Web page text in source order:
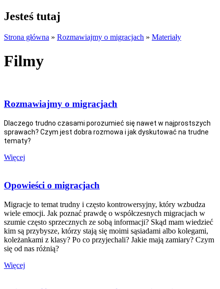
Jesteś tutaj
Strona główna » Rozmawiajmy o migracjach » Materiały
Filmy
Rozmawiajmy o migracjach
Dlaczego trudno czasami porozumieć się nawet w najprostszych
sprawach? Czym jest dobra rozmowa i jak dyskutować na trudne
tematy?
Więcej
Opowieści o migracjach
Migracje to temat trudny i często kontrowersyjny, który wzbudza
wiele emocji. Jak poznać prawdę o współczesnych migracjach w
szumie często sprzecznych ze sobą informacji? Skąd mam wiedzieć
kim są przybysze, którzy stają się moimi sąsiadami albo kolegami,
koleżankami z klasy? Po co przyjechali? Jakie mają zamiary? Czym
się od nas różnią?
Więcej